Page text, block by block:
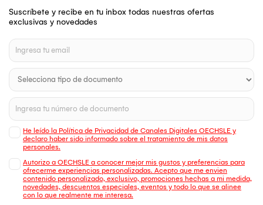
Suscríbete y recibe en tu inbox todas nuestras ofertas
exclusivas y novedades
He leído la Política de Privacidad de Canales Digitales OECHSLE y
declaro haber sido informado sobre el tratamiento de mis datos
personales.
Autorizo a OECHSLE a conocer mejor mis gustos y preferencias para
ofrecerme experiencias personalizadas. Acepto que me envien
contenido personalizado, exclusivo, promociones hechas a mi medida,
novedades, descuentos especiales, eventos y todo lo que se alinee
con lo que realmente me interesa.